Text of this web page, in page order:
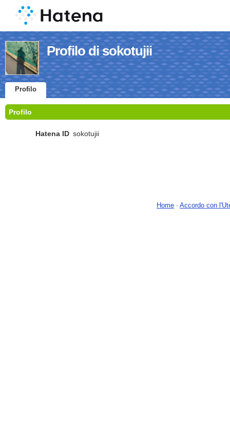
Profilo di sokotujii
Profilo
Profilo
Hatena ID sokotujii
Home - Accordo con